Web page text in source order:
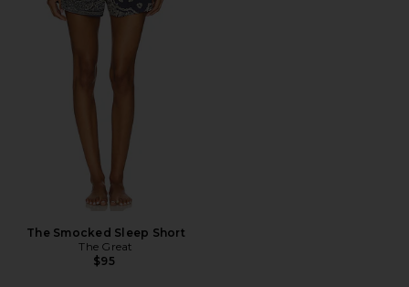
The Smocked Sleep Short
The Great
$95